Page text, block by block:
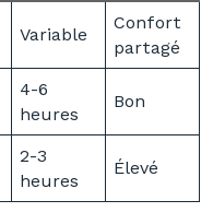
Variable
Confort
partagé
4-6
heures
Bon
2-3
heures
Élevé